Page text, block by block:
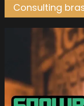
Consulting